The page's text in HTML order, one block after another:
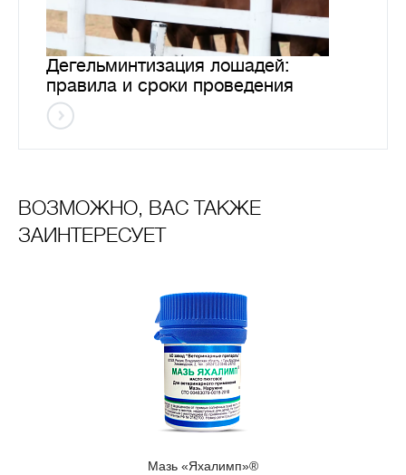
Дегельминтизация лошадей:
правила и сроки проведения
ВОЗМОЖНО, ВАС ТАКЖЕ
ЗАИНТЕРЕСУЕТ
Мазь «Яхалимп»®